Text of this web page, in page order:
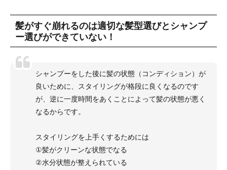
髪がすぐ崩れるのは適切な髪型選びとシャンプ
ー選びができていない！
シャンプーをした後に髪の状態（コンディション）が
良いために、スタイリングが格段に良くなるのです
が、逆に一度時間をあくことによって髪の状態が悪く
なるからです。
スタイリングを上手くするためには
①髪がクリーンな状態でなる
②水分状態が整えられている